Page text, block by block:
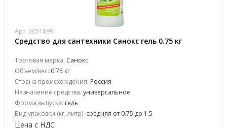
Арт. 3051899
Средство для сантехники Санокс гель 0.75 кг
Торговая марка: Санокс
Объем/вес: 0.75 кг
Страна происхождения: Россия
Назначение средства: универсальное
Форма выпуска: гель
Вид упаковки (кг, литр): средняя от 0.75 до 1.5
Цена с НДС